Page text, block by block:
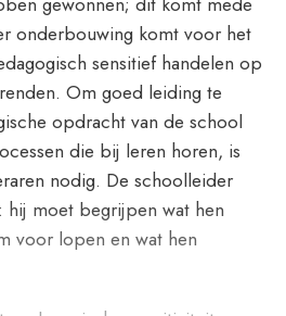
onderbouwing komt voor het
sensitief handelen op
Om goed leiding te
opdracht van de school
die bij leren horen, is
nodig. De schoolleider
hij moet begrijpen wat hen
voor lopen en wat hen